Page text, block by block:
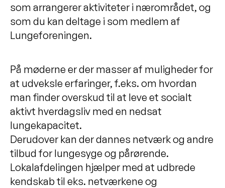
som arrangerer aktiviteter i nærområdet, og
som du kan deltage i som medlem af
Lungeforeningen.
På møderne er der masser af muligheder for
at udveksle erfaringer, f.eks. om hvordan
man finder overskud til at leve et socialt
aktivt hverdagsliv med en nedsat
lungekapacitet.
Derudover kan der dannes netværk og andre
tilbud for lungesyge og pårørende.
Lokalafdelingen hjælper med at udbrede
kendskab til eks. netværkene og